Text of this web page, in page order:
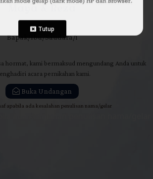
Bapak/Ibu/Saudara/i
Nama Tamu
Di Tempat
Maya & Reza
Bapak/Ibu/Saudara/i
hormat, kami bermaksud mengundang Anda untuk
acara pernikahan kami.
Buka Undangan
Tutup